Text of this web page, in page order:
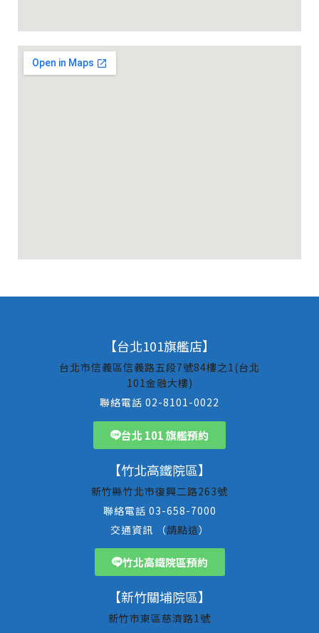
【台北101旗艦店】
台北市信義區信義路五段7號84樓之1(台北
101金融大樓)
聯絡電話 02-8101-0022
台北 101 旗艦預約
【竹北高鐵院區】
新竹縣竹北市復興二路263號
聯絡電話 03-658-7000
交通資訊 （請點這）
竹北高鐵院區預約
【新竹關埔院區】
新竹市東區慈濟路1號